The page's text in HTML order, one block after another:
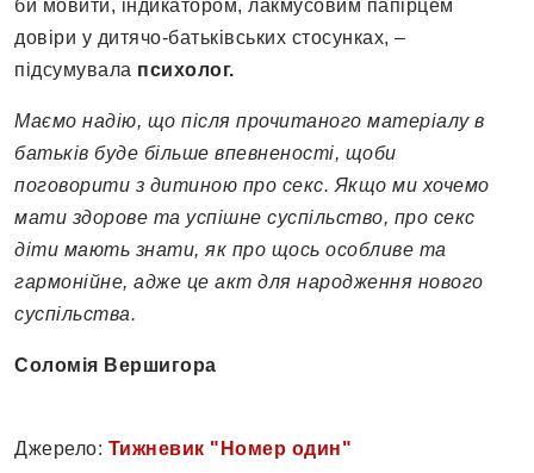
би мовити, індикатором, лакмусовим папірцем
довіри у дитячо-батьківських стосунках, –
підсумувала психолог.
Маємо надію, що після прочитаного матеріалу в
батьків буде більше впевненості, щоби
поговорити з дитиною про секс. Якщо ми хочемо
мати здорове та успішне суспільство, про секс
діти мають знати, як про щось особливе та
гармонійне, адже це акт для народження нового
суспільства.
Соломія Вершигора
Джерело: Тижневик "Номер один"